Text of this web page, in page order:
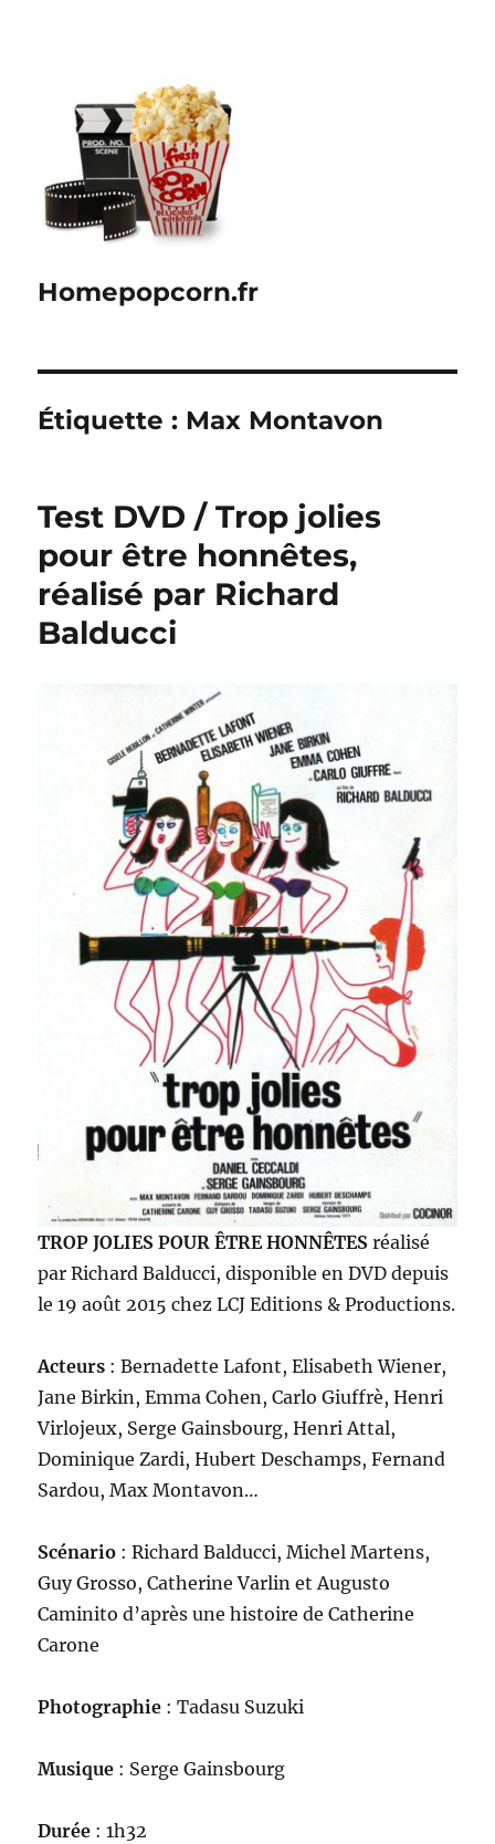
Homepopcorn.fr
Étiquette : Max Montavon
Test DVD / Trop jolies
pour être honnêtes,
réalisé par Richard
Balducci
TROP JOLIES POUR ÊTRE HONNÊTESréalisé
par Richard Balducci, disponible en DVD depuis
le 19 août 2015 chez LCJ Editions & Productions.
Acteurs : Bernadette Lafont, Elisabeth Wiener,
Jane Birkin, Emma Cohen, Carlo Giuffrè, Henri
Virlojeux, Serge Gainsbourg, Henri Attal,
Dominique Zardi, Hubert Deschamps, Fernand
Sardou, Max Montavon…
Scénario : Richard Balducci, Michel Martens,
Guy Grosso, Catherine Varlin et Augusto
Caminito d’après une histoire de Catherine
Carone
Photographie : Tadasu Suzuki
Musique : Serge Gainsbourg
Durée : 1h32